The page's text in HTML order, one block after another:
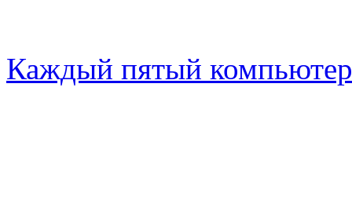
Каждый пятый